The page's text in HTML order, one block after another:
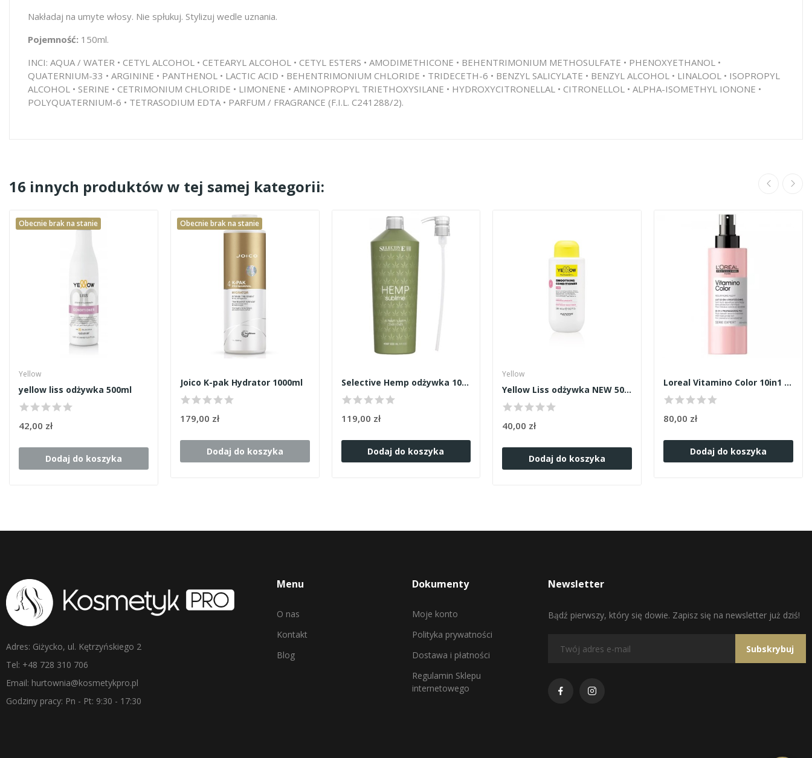
Nakładaj na umyte włosy. Nie spłukuj. Stylizuj wedle uznania.
Pojemność: 150ml.
INCI: AQUA / WATER • CETYL ALCOHOL • CETEARYL ALCOHOL • CETYL ESTERS • AMODIMETHICONE • BEHENTRIMONIUM METHOSULFATE • PHENOXYETHANOL •
QUATERNIUM-33 • ARGININE • PANTHENOL • LACTIC ACID • BEHENTRIMONIUM CHLORIDE • TRIDECETH-6 • BENZYL SALICYLATE • BENZYL ALCOHOL • LINALOOL • ISOPROPYL
ALCOHOL • SERINE • CETRIMONIUM CHLORIDE • LIMONENE • AMINOPROPYL TRIETHOXYSILANE • HYDROXYCITRONELLAL • CITRONELLOL • ALPHA-ISOMETHYL IONONE •
POLYQUATERNIUM-6 • TETRASODIUM EDTA • PARFUM / FRAGRANCE (F.I.L. C241288/2).
16 innych produktów w tej samej kategorii:
Obecnie brak na stanie
Yellow
yellow liss odżywka 500ml
42,00 zł
Dodaj do koszyka
Obecnie brak na stanie
Joico K-pak Hydrator 1000ml
179,00 zł
Dodaj do koszyka
Selective Hemp odżywka 1000ml
119,00 zł
Dodaj do koszyka
Yellow
Yellow Liss odżywka NEW 500ml
40,00 zł
Dodaj do koszyka
Loreal Vitamino Color 10in1 190ml
80,00 zł
Dodaj do koszyka
Adres: Giżycko, ul. Kętrzyńskiego 2
Tel: +48 728 310 706
Email: hurtownia@kosmetykpro.pl
Godziny pracy: Pn - Pt: 9:30 - 17:30
Menu
O nas
Kontakt
Blog
Dokumenty
Moje konto
Polityka prywatności
Dostawa i płatności
Regulamin Sklepu
internetowego
Newsletter
Bądź pierwszy, który się dowie. Zapisz się na newsletter już dziś!
Subskrybuj